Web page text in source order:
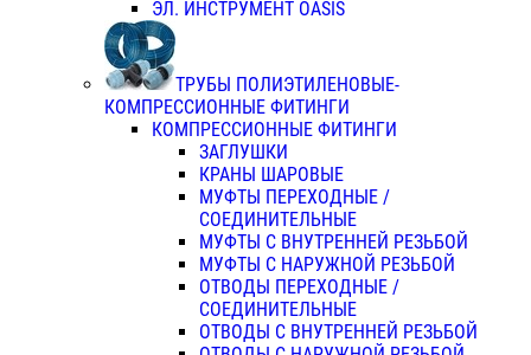
ЭЛ. ИНСТРУМЕНТ OASIS
ТРУБЫ ПОЛИЭТИЛЕНОВЫЕ-
КОМПРЕССИОННЫЕ ФИТИНГИ
КОМПРЕССИОННЫЕ ФИТИНГИ
ЗАГЛУШКИ
КРАНЫ ШАРОВЫЕ
МУФТЫ ПЕРЕХОДНЫЕ /
СОЕДИНИТЕЛЬНЫЕ
МУФТЫ С ВНУТРЕННЕЙ РЕЗЬБОЙ
МУФТЫ С НАРУЖНОЙ РЕЗЬБОЙ
ОТВОДЫ ПЕРЕХОДНЫЕ /
СОЕДИНИТЕЛЬНЫЕ
ОТВОДЫ С ВНУТРЕННЕЙ РЕЗЬБОЙ